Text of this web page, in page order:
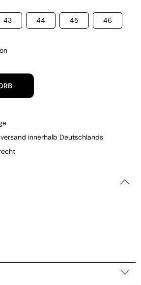
43 44 45 46
innerhalb Deutschlands